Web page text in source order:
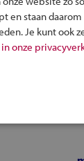
om je kind
en staan
Je kunt ook
onze